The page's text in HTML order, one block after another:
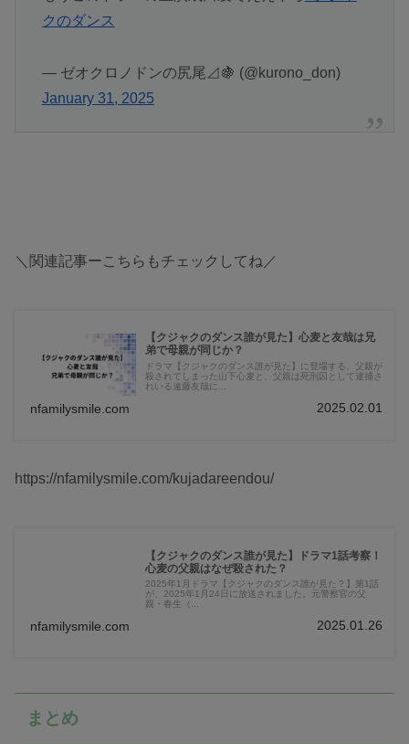
クのダンス
— ゼオクロノドンの尻尾⊿🍇 (@kurono_don)
January 31, 2025
＼関連記事ーこちらもチェックしてね／
【クジャクのダンス誰が見た】心麦と友哉は兄
弟で母親が同じか？
ドラマ【クジャクのダンス誰が見た】に登場する、父親が
殺されてしまった山下心麦と、父親は死刑囚として逮捕さ
れいる遠藤友哉に...
nfamilysmile.com 2025.02.01
https://nfamilysmile.com/kujadareendou/
【クジャクのダンス誰が見た】ドラマ1話考察！
心麦の父親はなぜ殺された？
2025年1月ドラマ【クジャクのダンス誰が見た？】第1話
が、2025年1月24日に放送されました。元警察官の父
親・春生（...
nfamilysmile.com 2025.01.26
まとめ